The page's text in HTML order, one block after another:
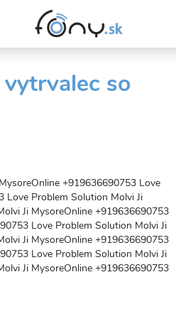
so
+919636690753 Love
Love Problem Solution Molvi Ji
Ji MysoreOnline +919636690753
Love Problem Solution Molvi Ji
Ji MysoreOnline +919636690753
Love Problem Solution Molvi Ji
Ji MysoreOnline +919636690753